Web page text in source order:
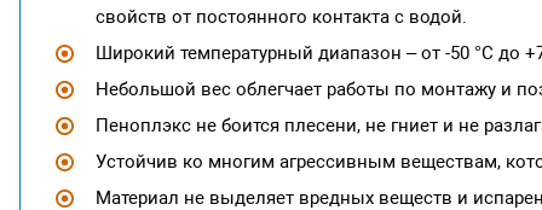
свойств от постоянного контакта с водой.
Широкий температурный диапазон – от -50 °С до
Небольшой вес облегчает работы по монтажу и
Пеноплэкс не боится плесени, не гниет и не
Устойчив ко многим агрессивным веществам,
Материал не выделяет вредных веществ и